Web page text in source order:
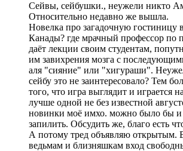
Сейвы, сейбушки., неужели никто
Относительно недавно же вышла.
Новелка про загадочную гостиницу
Канады? где мрачный профессор по
даёт лекции своим студентам,
им завихрения мозга с
аля "сияние" или "хигураши".
сейбу это не заинтересовало? Тем
того, что игра выглядит и играется
лучше одной не без известной
новинки моё имхо. можно было бы и
запилить. Обсудить же, благо есть
А потому тред объявляю
ведьмам и близняшкам вход